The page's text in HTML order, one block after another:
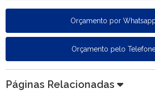
Orçamento por
Orçamento pelo
Páginas Relacionadas